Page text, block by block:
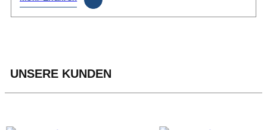
UNSERE KUNDEN